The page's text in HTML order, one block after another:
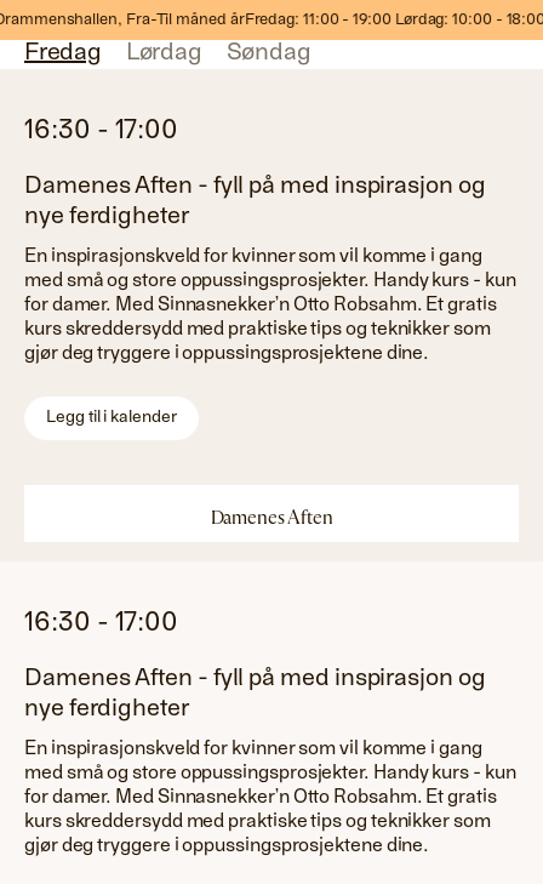
Fra-Til måned år Fredag: 11:00 - 19:00 Lørdag: 10:00 - 18:00
Program
Fredag Lørdag Søndag
16:30 - 17:00
Damenes Aften - fyll på med inspirasjon og
nye ferdigheter
En inspirasjonskveld for kvinner som vil komme i gang
med små og store oppussingsprosjekter. Handy kurs - kun
for damer. Med Sinnasnekker’n Otto Robsahm. Et gratis
kurs skreddersydd med praktiske tips og teknikker som
gjør deg tryggere i oppussingsprosjektene dine.
Legg til i kalender
Damenes Aften
16:30 - 17:00
Damenes Aften - fyll på med inspirasjon og
nye ferdigheter
En inspirasjonskveld for kvinner som vil komme i gang
med små og store oppussingsprosjekter. Handy kurs - kun
for damer. Med Sinnasnekker’n Otto Robsahm. Et gratis
kurs skreddersydd med praktiske tips og teknikker som
gjør deg tryggere i oppussingsprosjektene dine.